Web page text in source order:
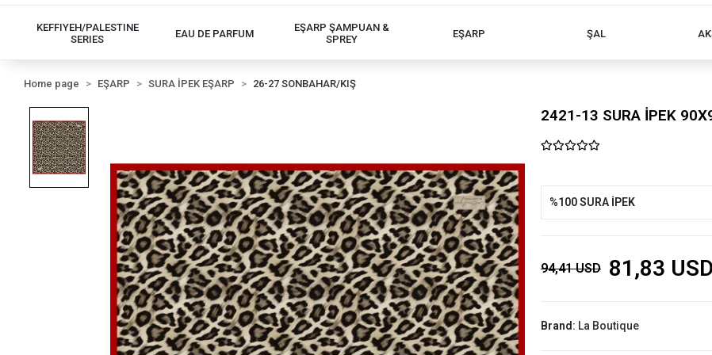
KEFFIYEH/PALESTINE
SERIES
EAU DE PARFUM
EŞARP ŞAMPUAN &
SPREY
EŞARP ŞAL
Home page EŞARP SURA İPEK EŞARP 26-27 SONBAHAR/KIŞ
2421-13 SURA İPEK
%100 SURA İPEK
94,41 USD 81,83 USD
Brand: La Boutique